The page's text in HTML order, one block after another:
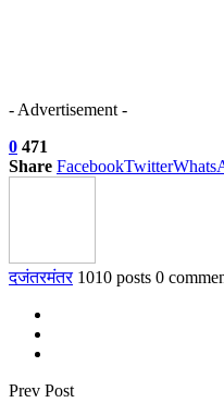
- Advertisement -
0 471
Share FacebookTwitter
दजंतरमंतर 1010 posts 0
Prev Post